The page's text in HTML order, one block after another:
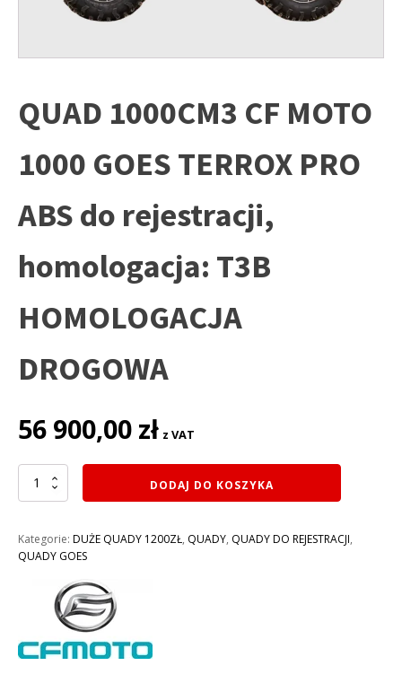
QUAD 1000CM3 CF MOTO
1000 GOES TERROX PRO
ABS do rejestracji,
homologacja: T3B
HOMOLOGACJA
DROGOWA
56 900,00 zł z VAT
ilość
QUAD
MOTO
1000
TERROX
do
DODAJ DO KOSZYKA
Kategorie: DUŻE QUADY 1200ZŁ, QUADY, QUADY DO REJESTRACJI,
QUADY GOES